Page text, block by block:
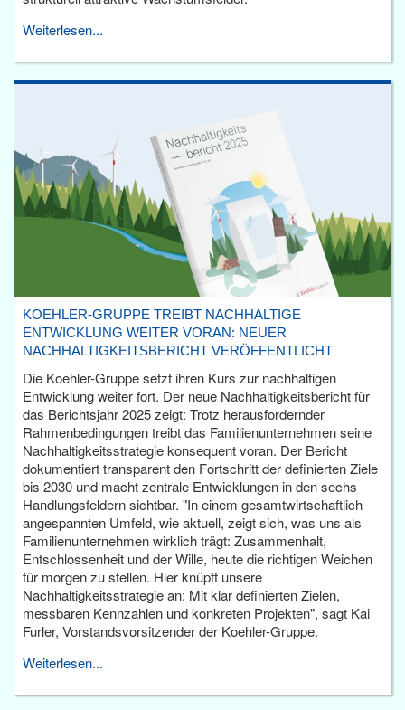
Weiterlesen...
KOEHLER-GRUPPE TREIBT NACHHALTIGE
ENTWICKLUNG WEITER VORAN: NEUER
NACHHALTIGKEITSBERICHT VERÖFFENTLICHT
Die Koehler-Gruppe setzt ihren Kurs zur nachhaltigen
Entwicklung weiter fort. Der neue Nachhaltigkeitsbericht für
das Berichtsjahr 2025 zeigt: Trotz herausfordernder
Rahmenbedingungen treibt das Familienunternehmen seine
Nachhaltigkeitsstrategie konsequent voran. Der Bericht
dokumentiert transparent den Fortschritt der definierten Ziele
bis 2030 und macht zentrale Entwicklungen in den sechs
Handlungsfeldern sichtbar. "In einem gesamtwirtschaftlich
angespannten Umfeld, wie aktuell, zeigt sich, was uns als
Familienunternehmen wirklich trägt: Zusammenhalt,
Entschlossenheit und der Wille, heute die richtigen Weichen
für morgen zu stellen. Hier knüpft unsere
Nachhaltigkeitsstrategie an: Mit klar definierten Zielen,
messbaren Kennzahlen und konkreten Projekten", sagt Kai
Furler, Vorstandsvorsitzender der Koehler-Gruppe.
Weiterlesen...